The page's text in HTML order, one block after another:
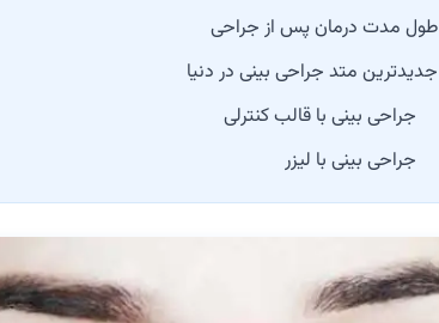
طول مدت درمان پس از جراحی
جدیدترین متد جراحی بینی در دنیا
جراحی بینی با قالب کنترلی
جراحی بینی با لیزر